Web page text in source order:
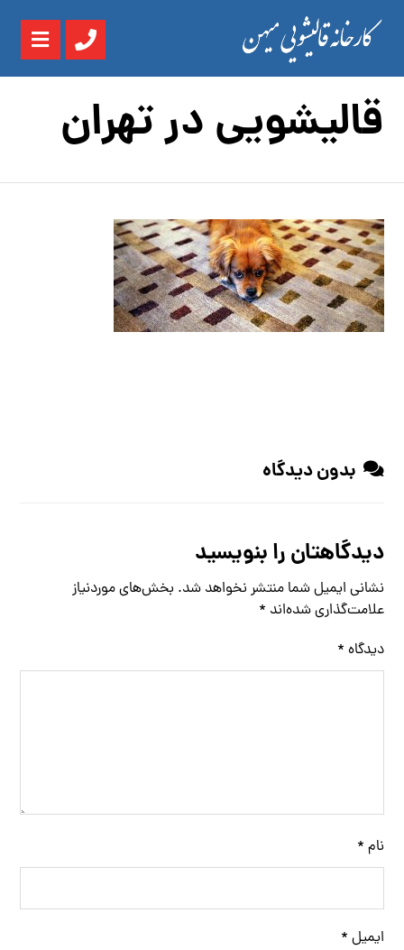
قالیشویی در تهران
بدون دیدگاه
دیدگاهتان را بنویسید
نشانی ایمیل شما منتشر نخواهد شد. بخش‌های موردنیاز
علامت‌گذاری شده‌اند *
دیدگاه *
نام *
ایمیل *